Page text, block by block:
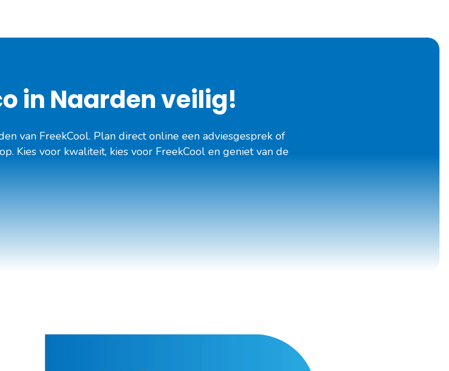
in Naardenveilig!
van FreekCool. Plan direct online een adviesgesprek of
Kies voor kwaliteit, kies voor FreekCool en geniet van de